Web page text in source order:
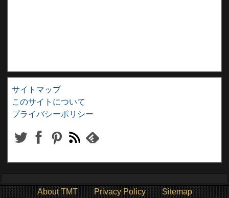
サイトマップ
このサイトについて
プライバシーポリシー
About TMT Privacy Policy Sitemap